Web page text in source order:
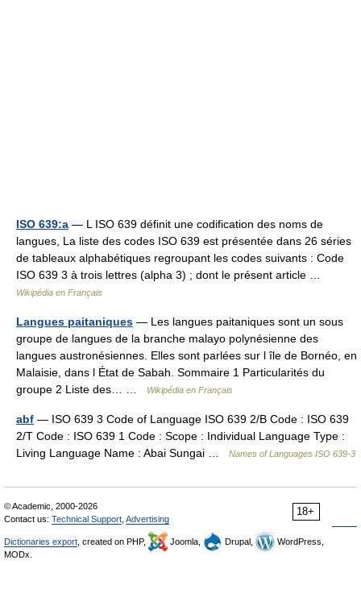
ISO 639:a — L ISO 639 définit une codification des noms de
langues, La liste des codes ISO 639 est présentée dans 26 séries
de tableaux alphabétiques regroupant les codes suivants : Code
ISO 639 3 à trois lettres (alpha 3) ; dont le présent article …
Wikipédia en Français
Langues paitaniques — Les langues paitaniques sont un sous
groupe de langues de la branche malayo polynésienne des
langues austronésiennes. Elles sont parlées sur l île de Bornéo, en
Malaisie, dans l État de Sabah. Sommaire 1 Particularités du
groupe 2 Liste des… …
Wikipédia en Français
abf — ISO 639 3 Code of Language ISO 639 2/B Code : ISO 639
2/T Code : ISO 639 1 Code : Scope : Individual Language Type :
Living Language Name : Abai Sungai …
Names of Languages ISO 639-3
18+
© Academic, 2000-2026
Contact us: Technical Support Advertising
Dictionaries export , created on PHP, Joomla, Drupal,
WordPress,
MODx.